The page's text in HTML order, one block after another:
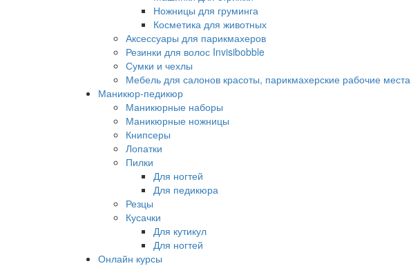
Ножницы для груминга
Косметика для животных
Аксессуары для парикмахеров
Резинки для волос Invisibobble
Сумки и чехлы
Мебель для салонов красоты, парикмахерские рабочие места
Маникюр-педикюр
Маникюрные наборы
Маникюрные ножницы
Книпсеры
Лопатки
Пилки
Для ногтей
Для педикюра
Резцы
Кусачки
Для кутикул
Для ногтей
Онлайн курсы